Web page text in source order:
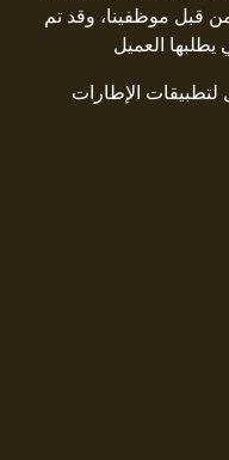
من قبل موظفينا، وقد تم
يطلبها العميل
لتطبيقات الإطارات